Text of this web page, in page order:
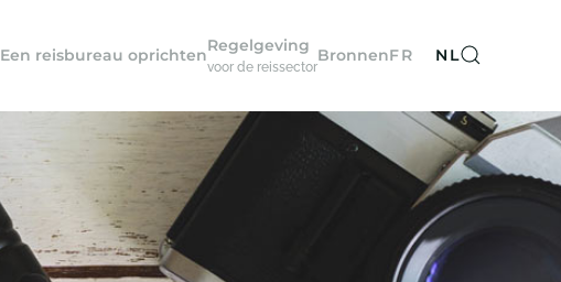
Een reisbureau oprichtenRegelgeving
voor de reissector
BronnenFR NL